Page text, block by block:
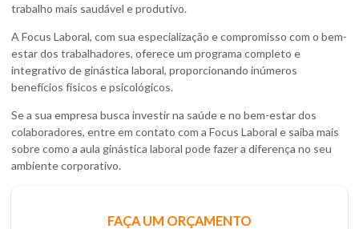
trabalho mais saudável e produtivo.
A Focus Laboral, com sua especialização e compromisso com o bem-
estar dos trabalhadores, oferece um programa completo e
integrativo de ginástica laboral, proporcionando inúmeros
benefícios físicos e psicológicos.
Se a sua empresa busca investir na saúde e no bem-estar dos
colaboradores, entre em contato com a Focus Laboral e saiba mais
sobre como a aula ginástica laboral pode fazer a diferença no seu
ambiente corporativo.
FAÇA UM ORÇAMENTO